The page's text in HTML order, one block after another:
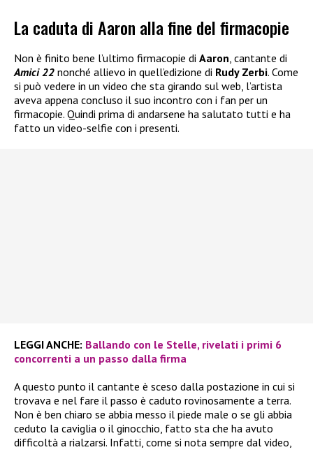
La caduta di Aaron alla fine del firmacopie
Non è finito bene l’ultimo firmacopie di Aaron, cantante di
Amici 22 nonché allievo in quell’edizione di Rudy Zerbi. Come
si può vedere in un video che sta girando sul web, l’artista
aveva appena concluso il suo incontro con i fan per un
firmacopie. Quindi prima di andarsene ha salutato tutti e ha
fatto un video-selfie con i presenti.
LEGGI ANCHE: Ballando con le Stelle, rivelati i primi 6
concorrenti a un passo dalla firma
A questo punto il cantante è sceso dalla postazione in cui si
trovava e nel fare il passo è caduto rovinosamente a terra.
Non è ben chiaro se abbia messo il piede male o se gli abbia
ceduto la caviglia o il ginocchio, fatto sta che ha avuto
difficoltà a rialzarsi. Infatti, come si nota sempre dal video,